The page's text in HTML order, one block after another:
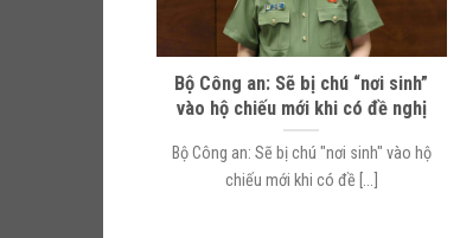
Bộ Công an: Sẽ bị chú “nơi sinh”
vào hộ chiếu mới khi có đề nghị
Bộ Công an: Sẽ bị chú "nơi sinh" vào hộ
chiếu mới khi có đề [...]